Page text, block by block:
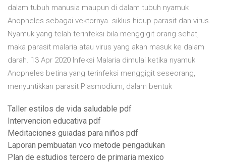
dalam tubuh manusia maupun di dalam tubuh nyamuk
Anopheles sebagai vektornya. siklus hidup parasit dan virus.
Nyamuk yang telah terinfeksi bila menggigit orang sehat,
maka parasit malaria atau virus yang akan masuk ke dalam
darah. 13 Apr 2020 Infeksi Malaria dimulai ketika nyamuk
Anopheles betina yang terinfeksi menggigit seseorang,
menyuntikkan parasit Plasmodium, dalam bentuk
Taller estilos de vida saludable pdf
Intervencion educativa pdf
Meditaciones guiadas para niños pdf
Laporan pembuatan vco metode pengadukan
Plan de estudios tercero de primaria mexico